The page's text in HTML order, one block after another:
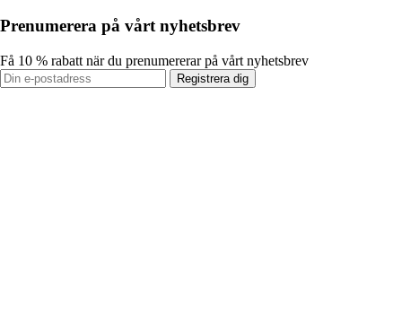
Prenumerera på vårt nyhetsbrev
Få 10 % rabatt när du prenumererar på vårt nyhetsbrev
Registrera dig